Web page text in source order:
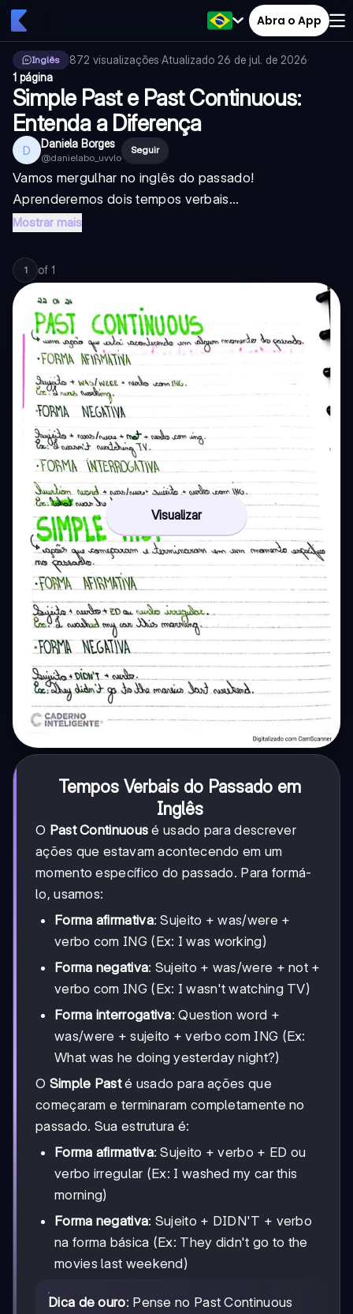
Abra o App
Inglês 872 visualizações·Atualizado 26 de jul. de 2026·
1 página
Simple Past e Past Continuous:
Entenda a Diferença
D Daniela Borges
@danielabo_uvvlo
Seguir
Vamos mergulhar no inglês do passado!
Aprenderemos dois tempos verbais...
Mostrar mais
1 of 1
Visualizar
Tempos Verbais do Passado em
Inglês
O Past Continuous é usado para descrever
ações que estavam acontecendo em um
momento específico do passado. Para formá-
lo, usamos:
Forma afirmativa: Sujeito + was/were +
verbo com ING (Ex: I was working)
Forma negativa: Sujeito + was/were + not +
verbo com ING (Ex: I wasn't watching TV)
Forma interrogativa: Question word +
was/were + sujeito + verbo com ING (Ex:
What was he doing yesterday night?)
O Simple Pasté usado para ações que
começaram e terminaram completamente no
passado. Sua estrutura é:
Forma afirmativa: Sujeito + verbo + ED ou
verbo irregular (Ex: I washed my car this
morning)
Forma negativa: Sujeito + DIDN'T + verbo
na forma básica (Ex: They didn't go to the
movies last weekend)
Dica de ouro: Pense no Past Continuous